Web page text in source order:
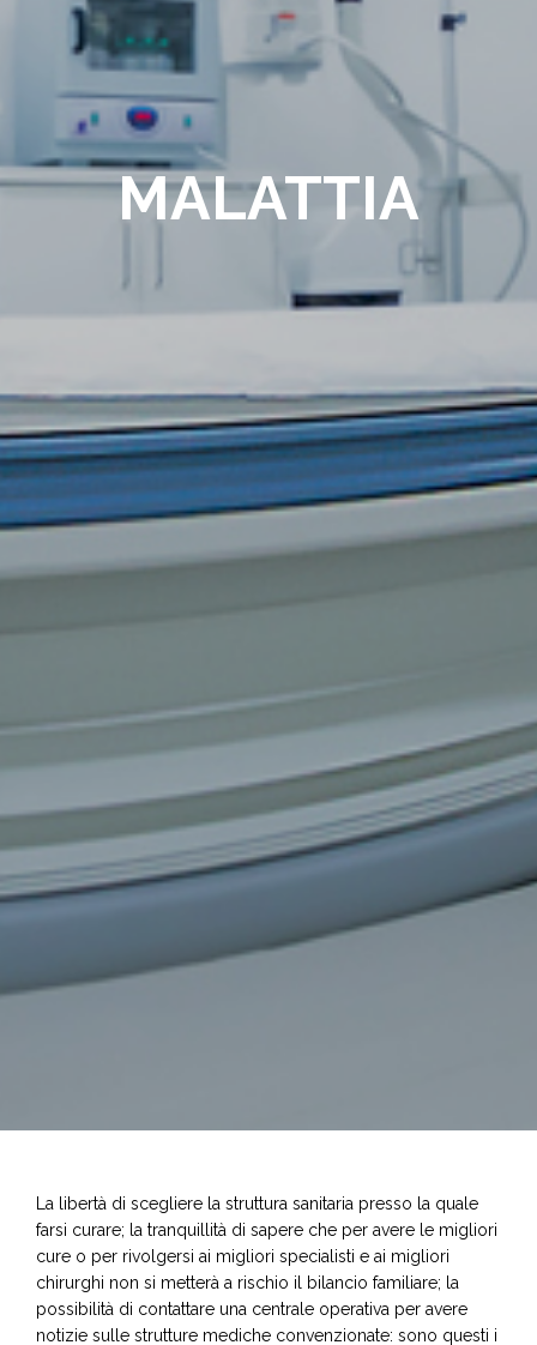
MALATTIA
La libertà di scegliere la struttura sanitaria presso la quale
farsi curare; la tranquillità di sapere che per avere le migliori
cure o per rivolgersi ai migliori specialisti e ai migliori
chirurghi non si metterà a rischio il bilancio familiare; la
possibilità di contattare una centrale operativa per avere
notizie sulle strutture mediche convenzionate: sono questi i